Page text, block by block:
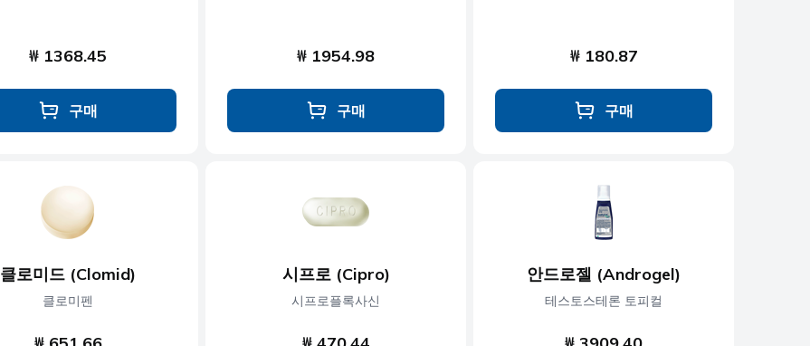
₩ 1368.45
구매
₩ 1954.98
구매
₩ 180.87
구매
클로미드 (Clomid)
클로미펜
시프로 (Cipro)
시프로플록사신
안드로젤 (Androgel)
테스토스테론 토피컬